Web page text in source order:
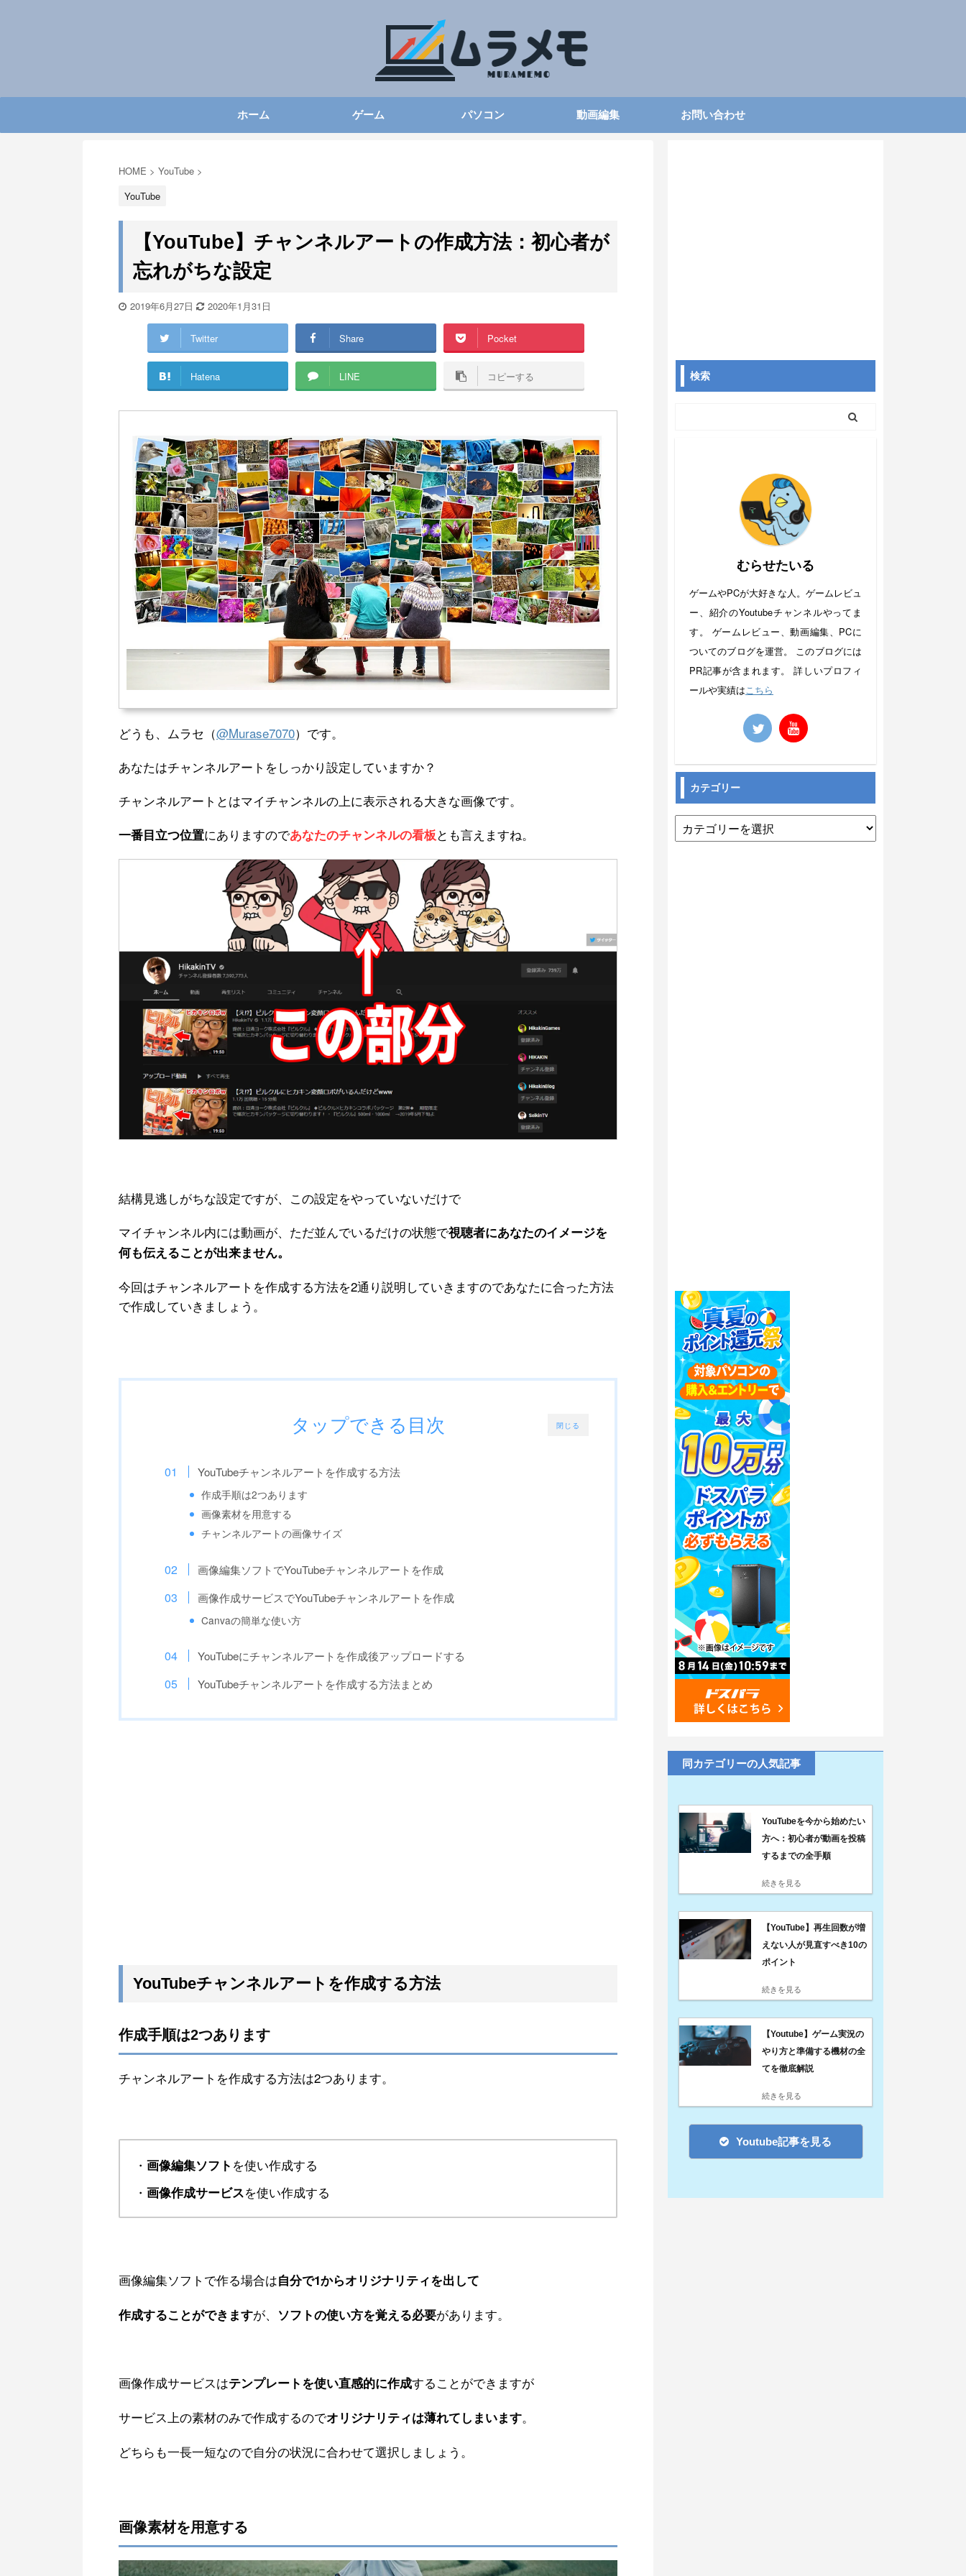
ホーム ゲーム パソコン 動画編集 お問い合わせ
HOME > YouTube >
YouTube
【YouTube】チャンネルアートの作成方法：初心者が
忘れがちな設定
2019年6月27日 2020年1月31日
Twitter Share Pocket
Hatena LINE コピーする
どうも、ムラセ（@Murase7070）です。
あなたはチャンネルアートをしっかり設定していますか？
チャンネルアートとはマイチャンネルの上に表示される大きな画像です。
一番目立つ位置にありますのであなたのチャンネルの看板とも言えますね。
結構見逃しがちな設定ですが、この設定をやっていないだけで
マイチャンネル内には動画が、ただ並んでいるだけの状態で視聴者にあなたのイメージを
何も伝えることが出来ません。
今回はチャンネルアートを作成する方法を2通り説明していきますのであなたに合った方法
で作成していきましょう。
閉じる
タップできる目次
YouTubeチャンネルアートを作成する方法
作成手順は2つあります
画像素材を用意する
チャンネルアートの画像サイズ
画像編集ソフトでYouTubeチャンネルアートを作成
画像作成サービスでYouTubeチャンネルアートを作成
Canvaの簡単な使い方
YouTubeにチャンネルアートを作成後アップロードする
YouTubeチャンネルアートを作成する方法まとめ
YouTubeチャンネルアートを作成する方法
作成手順は2つあります
チャンネルアートを作成する方法は2つあります。
・ 画像編集ソフト を使い作成する
・ 画像作成サービスを使い作成する
画像編集ソフトで作る場合は自分で1からオリジナリティを出して
作成することができますが、 ソフトの使い方を覚える必要があります。
画像作成サービスはテンプレートを使い直感的に作成することができますが
サービス上の素材のみで作成するのでオリジナリティは薄れてしまいます。
どちらも一長一短なので自分の状況に合わせて選択しましょう。
画像素材を用意する
検索
むらせたいる
ゲームやPCが大好きな人。ゲームレビュ
ー、紹介のYoutubeチャンネルやってま
す。 ゲームレビュー、動画編集、PCに
ついてのブログを運営。 このブログには
PR記事が含まれます。 詳しいプロフィ
ールや実績はこちら
カテゴリー
同カテゴリーの人気記事
YouTubeを今から始めたい
方へ：初心者が動画を投稿
するまでの全手順
続きを見る
【YouTube】再生回数が増
えない人が見直すべき10の
ポイント
続きを見る
【Youtube】ゲーム実況の
やり方と準備する機材の全
てを徹底解説
続きを見る
Youtube記事を見る